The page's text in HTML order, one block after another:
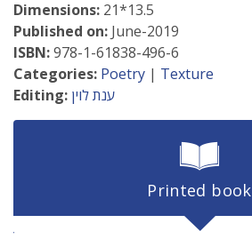
Dimensions: 21*13.5
Published on: June-2019
ISBN:978-1-61838-496-6
Categories: Poetry | Texture
Editing: ענת לוין
Printed book